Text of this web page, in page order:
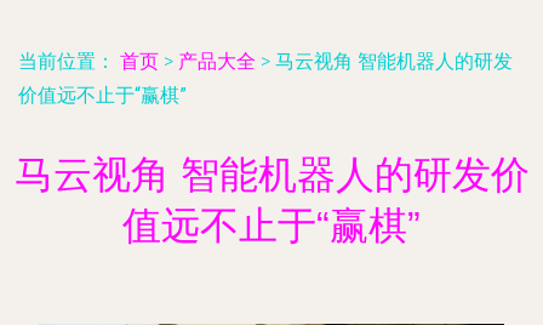
当前位置： 首页 > 产品大全 > 马云视角 智能机器人的研发
价值远不止于“赢棋”
马云视角 智能机器人的研发价
值远不止于“赢棋”